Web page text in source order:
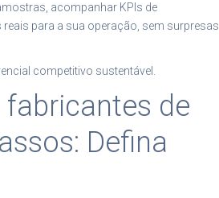
acompanhar KPIs de
para a sua operação, sem surpresas
competitivo sustentável.
de
Defina